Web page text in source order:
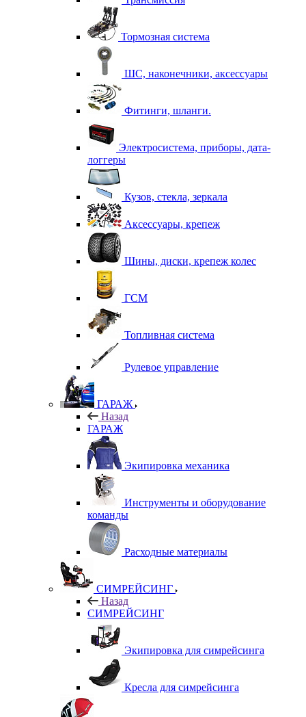
Тормозная система
ШС, наконечники, аксессуары
Фитинги, шланги.
Электросистема, приборы, дата-
логгеры
Кузов, стекла, зеркала
Аксессуары, крепеж
Шины, диски, крепеж колес
ГСМ
Топливная система
Рулевое управление
ГАРАЖ
Назад
ГАРАЖ
Экипировка механика
Инструменты и оборудование
команды
Расходные материалы
СИМРЕЙСИНГ
Назад
СИМРЕЙСИНГ
Экипировка для симрейсинга
Кресла для симрейсинга